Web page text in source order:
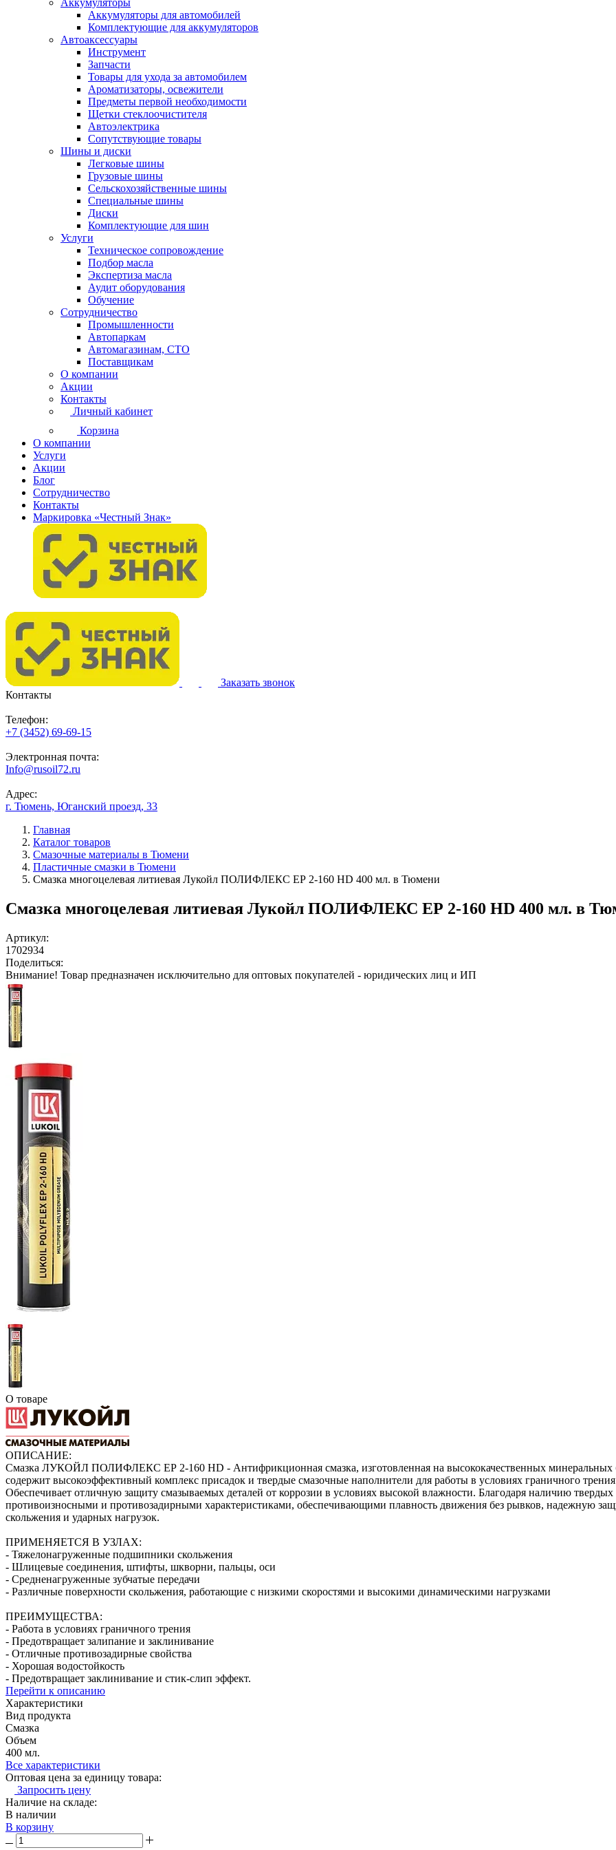
Аккумуляторы
Аккумуляторы для автомобилей
Комплектующие для аккумуляторов
Автоаксессуары
Инструмент
Запчасти
Товары для ухода за автомобилем
Ароматизаторы, освежители
Предметы первой необходимости
Щетки стеклоочистителя
Автоэлектрика
Сопутствующие товары
Шины и диски
Легковые шины
Грузовые шины
Сельскохозяйственные шины
Специальные шины
Диски
Комплектующие для шин
Услуги
Техническое сопровождение
Подбор масла
Экспертиза масла
Аудит оборудования
Обучение
Сотрудничество
Промышленности
Автопаркам
Автомагазинам, СТО
Поставщикам
О компании
Акции
Контакты
Личный кабинет
Корзина
О компании
Услуги
Акции
Блог
Сотрудничество
Контакты
Маркировка «Честный Знак»
Заказать звонок
Контакты
Телефон:
+7 (3452) 69-69-15
Электронная почта:
Info@rusoil72.ru
Адрес:
г. Тюмень, Юганский проезд, 33
Главная
Каталог товаров
Смазочные материалы в Тюмени
Пластичные смазки в Тюмени
Смазка многоцелевая литиевая Лукойл ПОЛИФЛЕКС ЕР 2-160 HD 400 мл. в Тюмени
Смазка многоцелевая литиевая Лукойл ПОЛИФЛЕКС ЕР 2-160 HD 400 мл. в
Артикул:
1702934
Поделиться:
Внимание! Товар предназначен исключительно для оптовых покупателей - юридических лиц и ИП
О товаре
ОПИСАНИЕ:
Смазка ЛУКОЙЛ ПОЛИФЛЕКС ЕР 2-160 HD - Антифрикционная смазка, изготовленная на высококачественных минеральных
содержит высокоэффективный комплекс присадок и твердые смазочные наполнители для работы в условиях граничного
Обеспечивает отличную защиту смазываемых деталей от коррозии в условиях высокой влажности. Благодаря наличию
противоизносными и противозадирными характеристиками, обеспечивающими плавность движения без рывков, надежную
скольжения и ударных нагрузок.
ПРИМЕНЯЕТСЯ В УЗЛАХ:
- Тяжелонагруженные подшипники скольжения
- Шлицевые соединения, штифты, шкворни, пальцы, оси
- Средненагруженные зубчатые передачи
- Различные поверхности скольжения, работающие с низкими скоростями и высокими динамическими нагрузками
ПРЕИМУЩЕСТВА:
- Работа в условиях граничного трения
- Предотвращает залипание и заклинивание
- Отличные противозадирные свойства
- Хорошая водостойкость
- Предотвращает заклинивание и стик-слип эффект.
Перейти к описанию
Характеристики
Вид продукта
Смазка
Объем
400 мл.
Все характеристики
Оптовая цена за единицу товара:
Запросить цену
Наличие на складе:
В наличии
В корзину